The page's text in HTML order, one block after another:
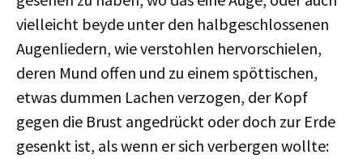
vielleicht beyde unter den halbgeschlossenen
Augenliedern, wie verstohlen hervorschielen,
deren Mund offen und zu einem spöttischen,
etwas dummen Lachen verzogen, der Kopf
gegen die Brust angedrückt oder doch zur Erde
gesenkt ist, als wenn er sich verbergen wollte: